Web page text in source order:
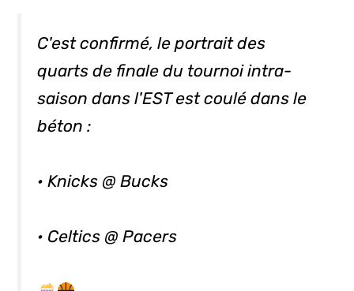
C'est confirmé, le portrait des
quarts de finale du tournoi intra-
saison dans l'EST est coulé dans le
béton :
• Knicks @ Bucks
• Celtics @ Pacers